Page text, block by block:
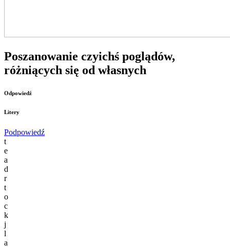
Poszanowanie czyichś poglądów,
różniących się od własnych
Odpowiedź
Litery
Podpowiedź
t
e
a
d
r
t
o
c
k
j
l
a